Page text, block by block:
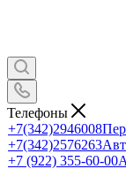
Телефоны
+7(342)2946008
+7(342)2576263
+7 (922) 355-60-00